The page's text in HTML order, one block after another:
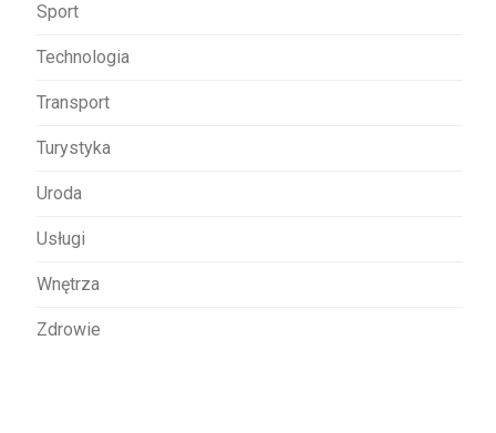
Sport
Technologia
Transport
Turystyka
Uroda
Usługi
Wnętrza
Zdrowie